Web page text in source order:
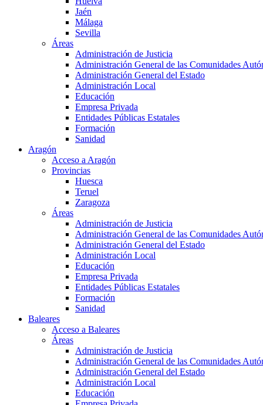
Jaén
Málaga
Sevilla
Áreas
Administración de Justicia
Administración General de las Comunidades
Administración General del Estado
Administración Local
Educación
Empresa Privada
Entidades Públicas Estatales
Formación
Sanidad
Aragón
Acceso a Aragón
Provincias
Huesca
Teruel
Zaragoza
Áreas
Administración de Justicia
Administración General de las Comunidades
Administración General del Estado
Administración Local
Educación
Empresa Privada
Entidades Públicas Estatales
Formación
Sanidad
Baleares
Acceso a Baleares
Áreas
Administración de Justicia
Administración General de las Comunidades
Administración General del Estado
Administración Local
Educación